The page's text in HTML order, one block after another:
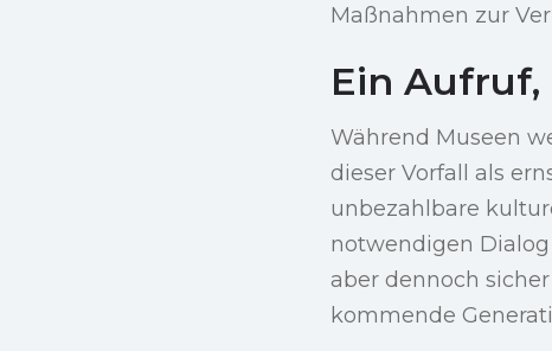
Maßnahmen zur
Ein Aufruf,
Während Museen
dieser Vorfall als
unbezahlbare
notwendigen
aber dennoch
kommende